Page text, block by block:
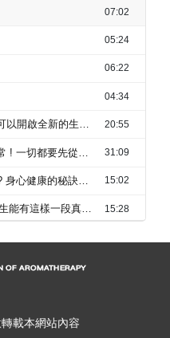
載本網站內容